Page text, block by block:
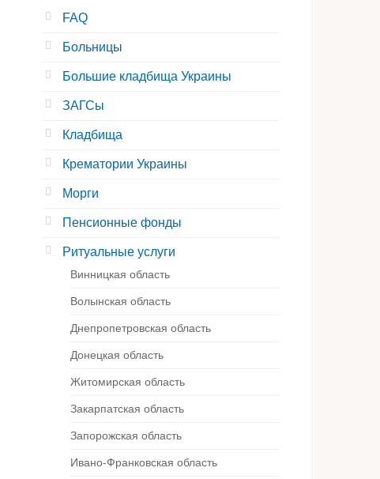
FAQ
Больницы
Большие кладбища Украины
ЗАГСы
Кладбища
Крематории Украины
Морги
Пенсионные фонды
Ритуальные услуги
Винницкая область
Волынская область
Днепропетровская область
Донецкая область
Житомирская область
Закарпатская область
Запорожская область
Ивано-Франковская область